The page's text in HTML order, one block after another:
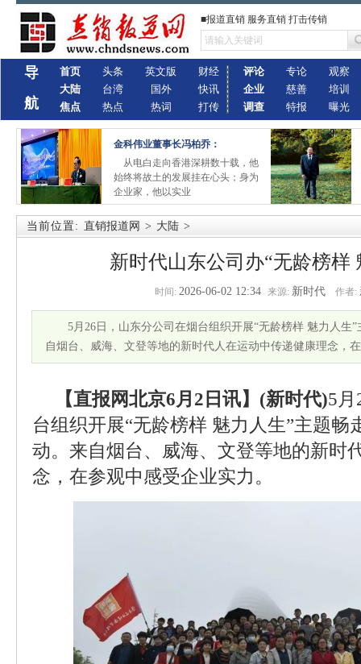
■报道直销 服务直销 打击传销
导
航
首页
大陆
焦点
头条
台湾
热点
英文版
国外
热词
财经
快讯
打传
评论
企业
调查
专论
慈善
特报
观察
培训
曝光
金科伟业董事长冯柏乔：
从电白走向香港深耕数十载，他
始终将故土的发展挂在心头；身为
企业家，他以实业
当前位置: 直销报道网 > 大陆 >
新时代山东公司办“无龄榜样
时间: 2026-06-02 12:34 来源: 新时代 作者:
5月26日，山东分公司在烟台组织开展“无龄榜样 魅力人生
自烟台、威海、文登等地的新时代人在运动中传递健康理念，
【直报网北京6月2日讯】(新时代)5
台组织开展“无龄榜样 魅力人生”主题畅
动。来自烟台、威海、文登等地的新时
念，在参观中感受企业实力。